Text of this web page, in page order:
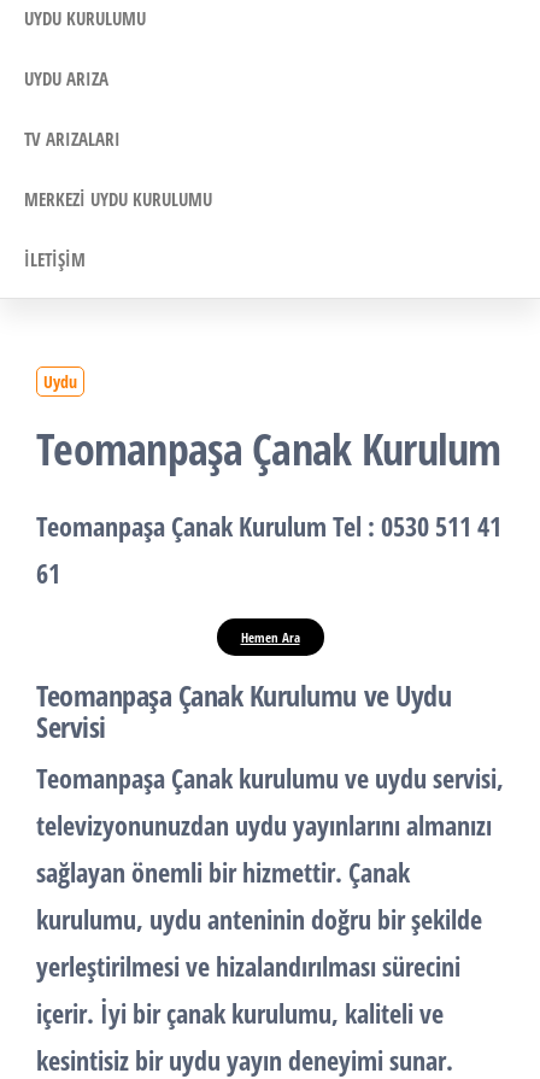
UYDU KURULUMU
UYDU ARIZA
TV ARIZALARI
MERKEZI UYDU KURULUMU
İLETIŞIM
Uydu
Teomanpaşa Çanak Kurulum
Teomanpaşa Çanak Kurulum Tel : 0530 511 41
61
Hemen Ara
Teomanpaşa Çanak Kurulumu ve Uydu
Servisi
Teomanpaşa Çanak kurulumu ve uydu servisi,
televizyonunuzdan uydu yayınlarını almanızı
sağlayan önemli bir hizmettir. Çanak
kurulumu, uydu anteninin doğru bir şekilde
yerleştirilmesi ve hizalandırılması sürecini
içerir. İyi bir çanak kurulumu, kaliteli ve
kesintisiz bir uydu yayın deneyimi sunar.